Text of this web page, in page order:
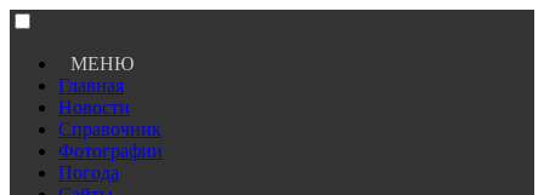
МЕНЮ
Главная
Новости
Справочник
Фотографии
Погода